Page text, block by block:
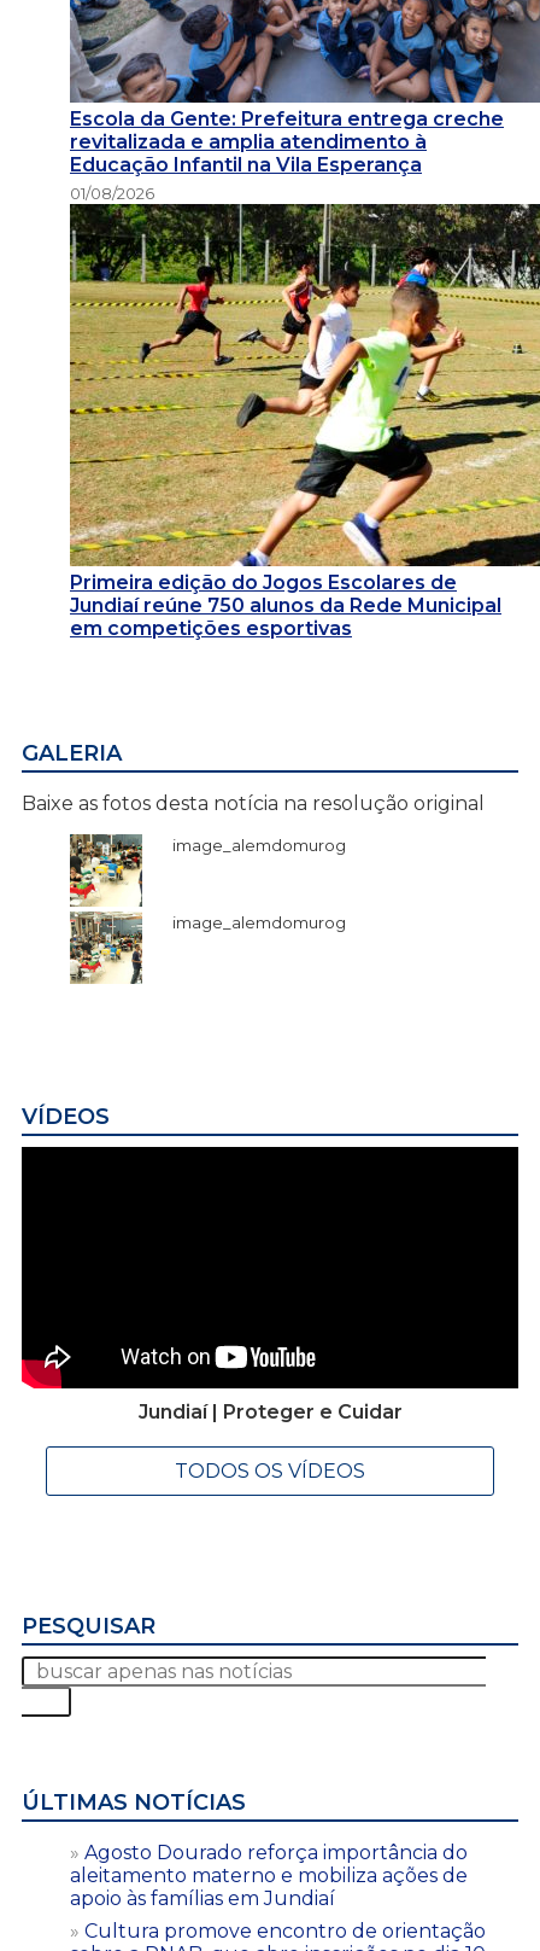
Escola da Gente: Prefeitura entrega creche
revitalizada e amplia atendimento à
Educação Infantil na Vila Esperança
01/08/2026
Primeira edição do Jogos Escolares de
Jundiaí reúne 750 alunos da Rede Municipal
em competições esportivas
GALERIA
Baixe as fotos desta notícia na resolução original
image_alemdomurog
image_alemdomurog
VÍDEOS
Jundiaí | Proteger e Cuidar
TODOS OS VÍDEOS
PESQUISAR
ÚLTIMAS NOTÍCIAS
Agosto Dourado reforça importância do
aleitamento materno e mobiliza ações de
apoio às famílias em Jundiaí
Cultura promove encontro de orientação